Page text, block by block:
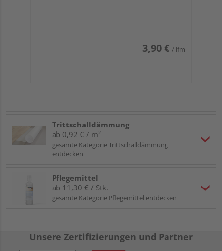
3,90 € / lfm
Trittschalldämmung
ab 0,92 € / m²
gesamte Kategorie Trittschalldämmung
entdecken
Pflegemittel
ab 11,30 € / Stk.
gesamte Kategorie Pflegemittel entdecken
Unsere Zertifizierungen und Partner